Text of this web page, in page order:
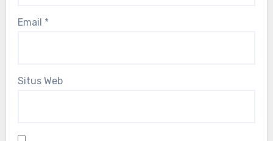
Email *
Situs Web